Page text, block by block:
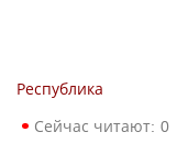
Республика
Сейчас читают: 0